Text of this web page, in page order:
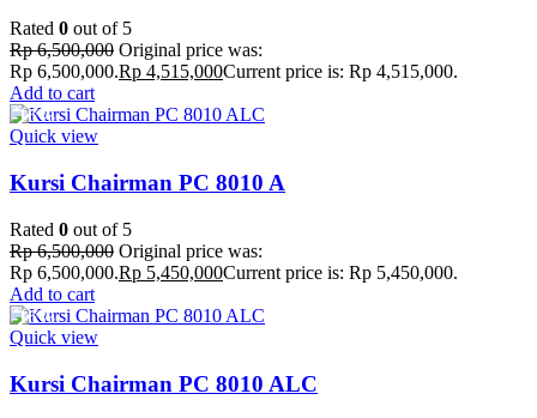
Rated 0 out of 5
Rp6,500,000 Original price was:
Rp 6,500,000.Rp 4,515,000Current price is: Rp 4,515,000.
Add to cart
-16%
Quick view
Kursi Chairman PC 8010 A
Rated 0 out of 5
Rp6,500,000 Original price was:
Rp 6,500,000.Rp 5,450,000Current price is: Rp 5,450,000.
Add to cart
-16%
Quick view
Kursi Chairman PC 8010 ALC